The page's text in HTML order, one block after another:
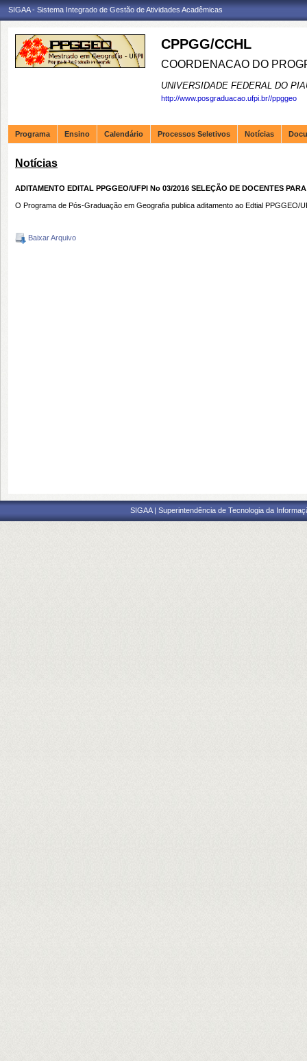
SIGAA - Sistema Integrado de Gestão de Atividades Acadêmicas
CPPGG/CCHL
COORDENACAO DO
UNIVERSIDADE FEDERAL DO
http://www.posgraduacao.ufpi.br//ppggeo
Programa Ensino Calendário Processos Seletivos Notícias
Notícias
ADITAMENTO EDITAL PPGGEO/UFPI No 03/2016 SELEÇÃO DE DOCENTES
O Programa de Pós-Graduação em Geografia publica aditamento ao Edtial
Baixar Arquivo
SIGAA | Superintendência de Tecnologia da